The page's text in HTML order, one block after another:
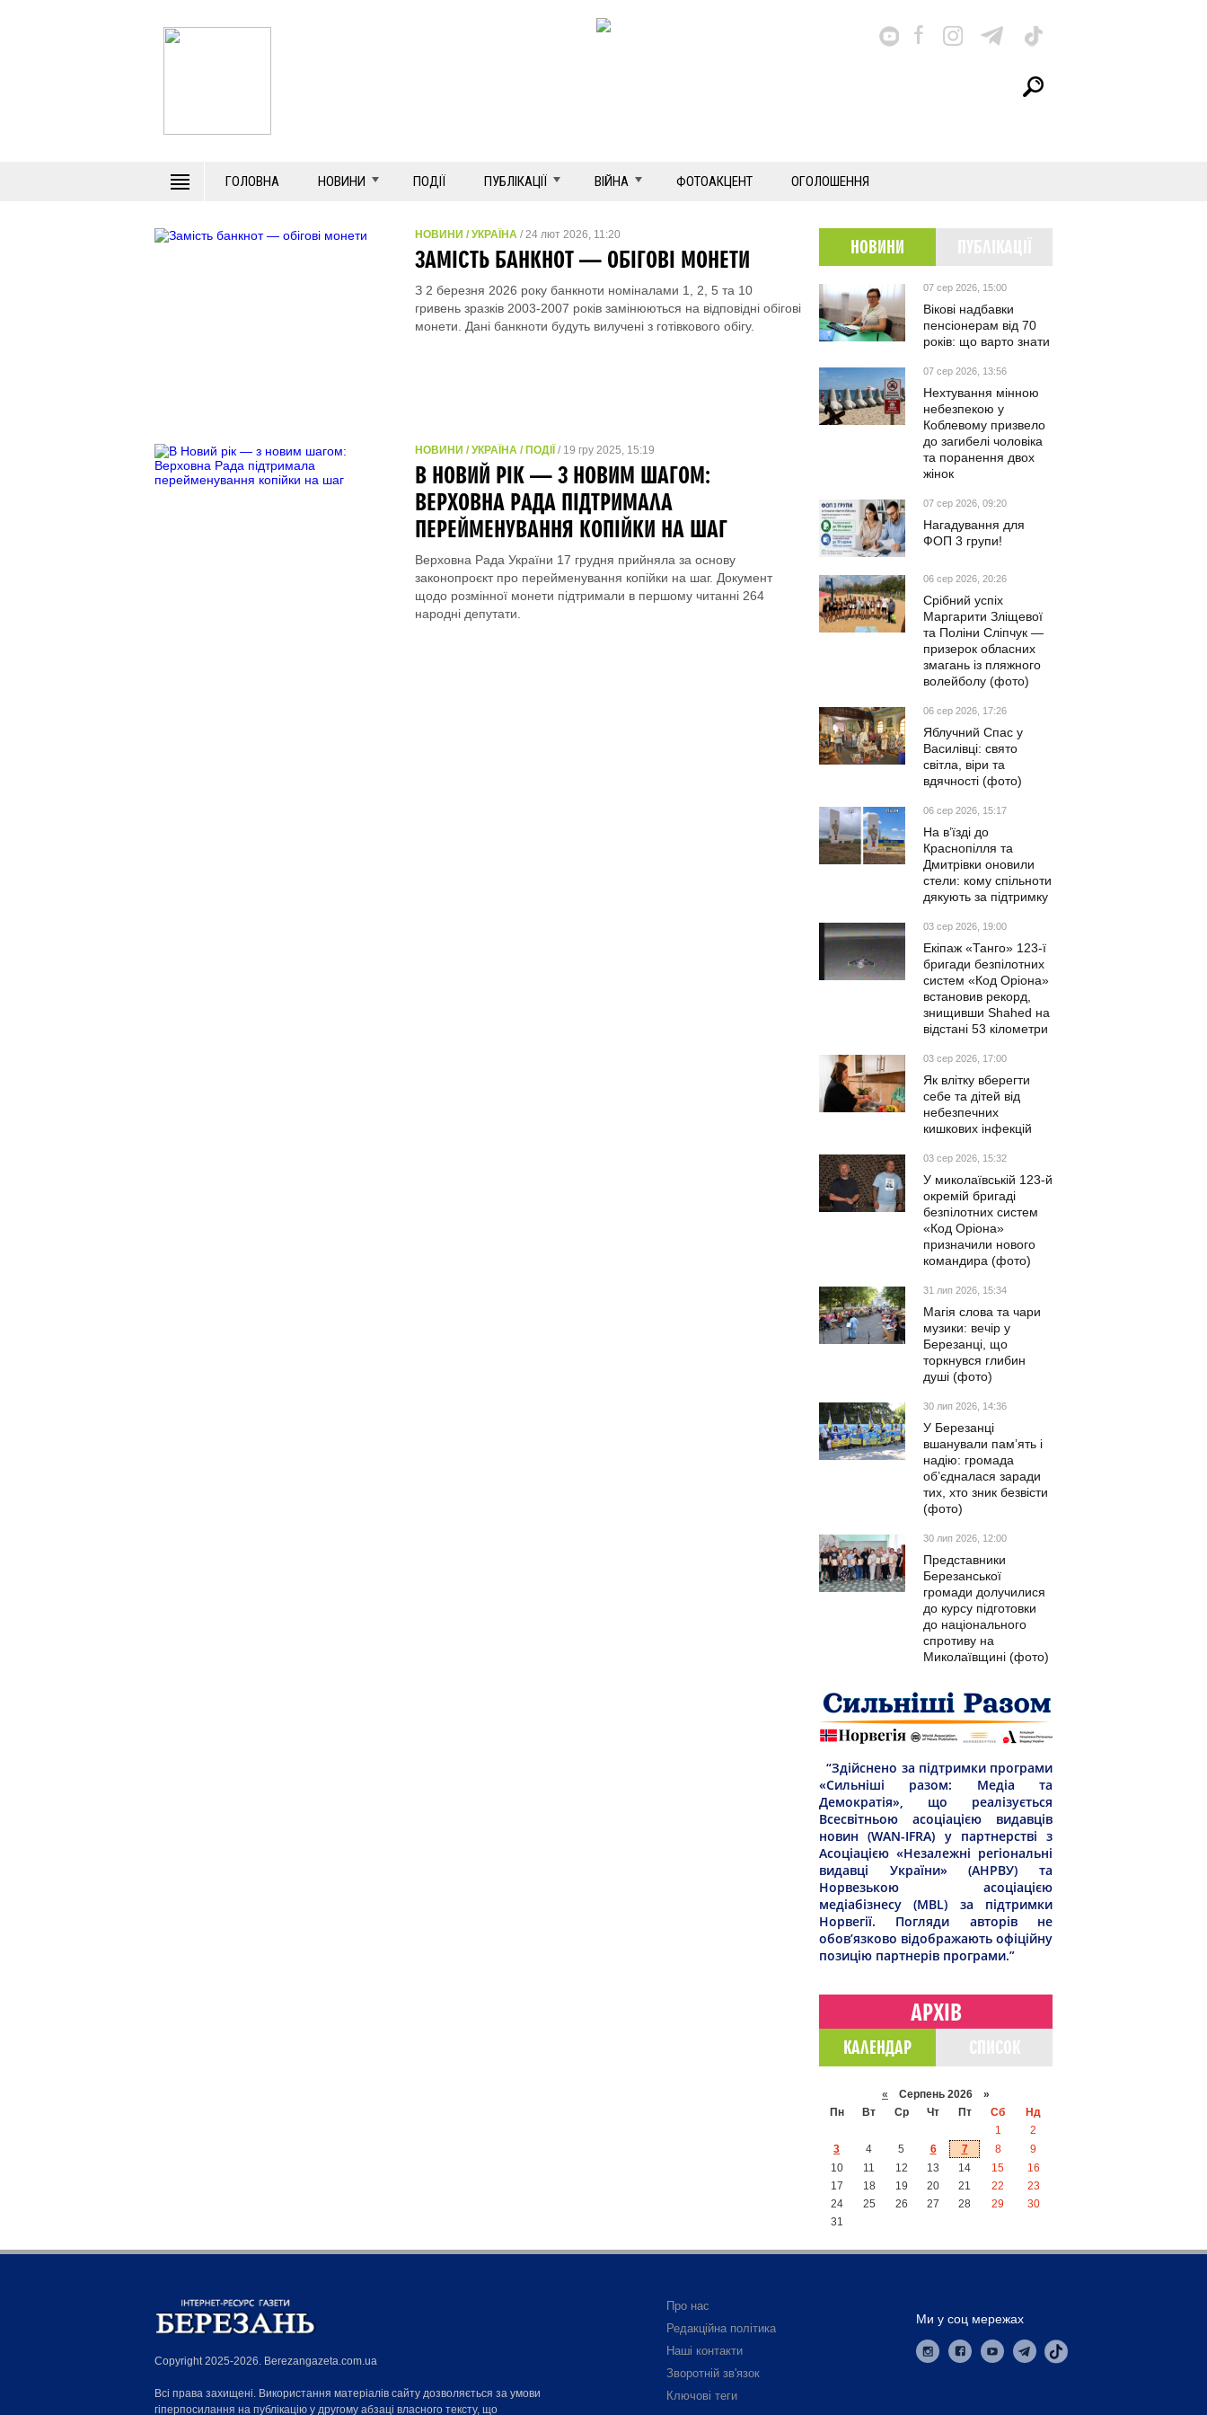
ГОЛОВНА НОВИНИ ПОДІЇ ПУБЛІКАЦІЇ ВІЙНА ФОТОАКЦЕНТ ОГОЛОШЕННЯ
НОВИНИ / УКРАЇНА / 24 лют 2026, 11:20
ЗАМІСТЬ БАНКНОТ — ОБІГОВІ МОНЕТИ
З 2 березня 2026 року банкноти номіналами 1, 2, 5 та 10
гривень зразків 2003-2007 років замінюються на відповідні обігові
монети. Дані банкноти будуть вилучені з готівкового обігу.
НОВИНИ / УКРАЇНА / ПОДІЇ / 19 гру 2025, 15:19
В НОВИЙ РІК — З НОВИМ ШАГОМ:
ВЕРХОВНА РАДА ПІДТРИМАЛА
ПЕРЕЙМЕНУВАННЯ КОПІЙКИ НА ШАГ
Верховна Рада України 17 грудня прийняла за основу
законопроєкт про перейменування копійки на шаг. Документ
щодо розмінної монети підтримали в першому читанні 264
народні депутати.
НОВИНИ
07 сер 2026, 15:00
Вікові надбавки
пенсіонерам від 70
років: що варто знати
07 сер 2026, 13:56
Нехтування мінною
небезпекою у
Коблевому призвело
до загибелі чоловіка
та поранення двох
жінок
07 сер 2026, 09:20
Нагадування для
ФОП 3 групи!
06 сер 2026, 20:26
Срібний успіх
Маргарити Зліщевої
та Поліни Сліпчук —
призерок обласних
змагань із пляжного
волейболу (фото)
06 сер 2026, 17:26
Яблучний Спас у
Василівці: свято
світла, віри та
вдячності (фото)
06 сер 2026, 15:17
На в’їзді до
Краснопілля та
Дмитрівки оновили
стели: кому спільноти
дякують за підтримку
03 сер 2026, 19:00
Екіпаж «Танго» 123-ї
бригади безпілотних
систем «Код Оріона»
встановив рекорд,
знищивши Shahed на
відстані 53 кілометри
03 сер 2026, 17:00
Як влітку вберегти
себе та дітей від
небезпечних
кишкових інфекцій
03 сер 2026, 15:32
У миколаївській 123-й
окремій бригаді
безпілотних систем
«Код Оріона»
призначили нового
командира (фото)
31 лип 2026, 15:34
Магія слова та чари
музики: вечір у
Березанці, що
торкнувся глибин
душі (фото)
30 лип 2026, 14:36
У Березанці
вшанували пам’ять і
надію: громада
об’єдналася заради
тих, хто зник безвісти
(фото)
30 лип 2026, 12:00
Представники
Березанської
громади долучилися
до курсу підготовки
до національного
спротиву на
Миколаївщині (фото)
“Здійснено за підтримки програми
«Сильніші разом: Медіа та
Демократія», що реалізується
Всесвітньою асоціацією видавців
новин (WAN-IFRA) у партнерстві з
Асоціацією «Незалежні регіональні
видавці України» (АНРВУ) та
Норвезькою асоціацією
медіабізнесу (MBL) за підтримки
Норвегії. Погляди авторів не
обов’язково відображають офіційну
позицію партнерів програми.”
АРХІВ
КАЛЕНДАР
« Серпень 2026 »
Пн
Вт Ср Чт Пт Сб
Нд
1
2
3
4 5 6 7 8
9
10
11 12 13 14 15
16
17
18 19 20 21 22
23
24
25 26 27 28 29
30
31
Copyright 2025-2026. Berezangazeta.com.ua
Всі права захищені. Використання матеріалів сайту дозволяється за умови
гіперпосилання на публікацію у другому абзаці власного тексту, що
Про нас
Редакційна політика
Наші контакти
Зворотній зв'язок
Ключові теги
Ми у соц мережах